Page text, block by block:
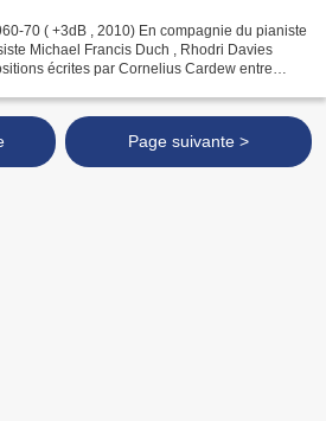
70 ( +3dB , 2010) En compagnie du pianiste
Michael Francis Duch , Rhodri Davies
écrites par Cornelius Cardew entre
Page suivante >